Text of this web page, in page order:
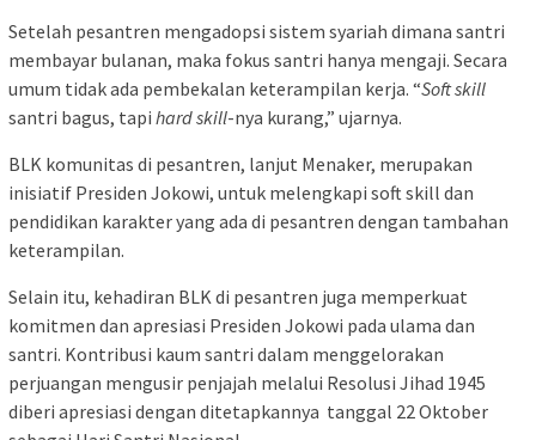
Setelah pesantren mengadopsi sistem syariah dimana santri
membayar bulanan, maka fokus santri hanya mengaji. Secara
umum tidak ada pembekalan keterampilan kerja. “Soft skill
santri bagus, tapi hard skill-nya kurang,” ujarnya.
BLK komunitas di pesantren, lanjut Menaker, merupakan
inisiatif Presiden Jokowi, untuk melengkapi soft skill dan
pendidikan karakter yang ada di pesantren dengan tambahan
keterampilan.
Selain itu, kehadiran BLK di pesantren juga memperkuat
komitmen dan apresiasi Presiden Jokowi pada ulama dan
santri. Kontribusi kaum santri dalam menggelorakan
perjuangan mengusir penjajah melalui Resolusi Jihad 1945
diberi apresiasi dengan ditetapkannya tanggal 22 Oktober